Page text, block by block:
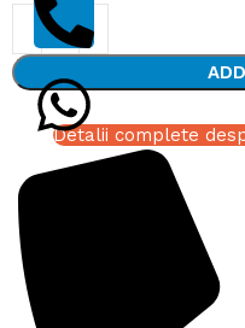
Detalii complete